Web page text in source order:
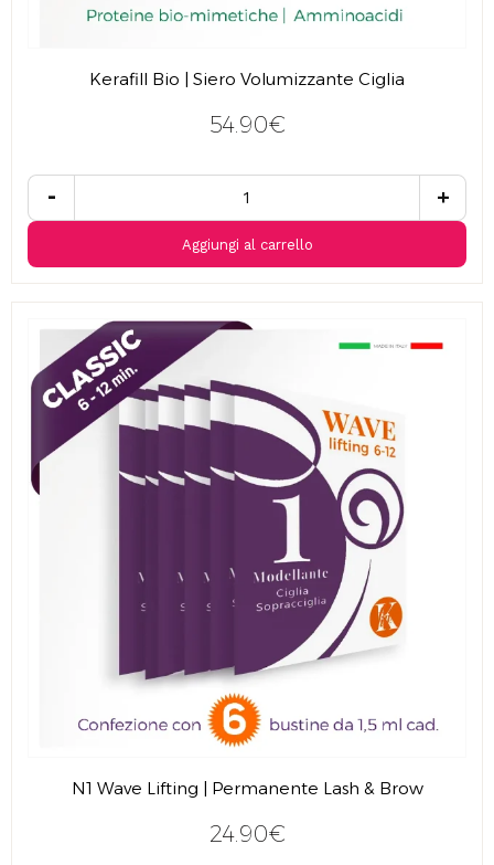
Kerafill Bio | Siero Volumizzante Ciglia
54.90€
- +
Aggiungi al carrello
N1 Wave Lifting | Permanente Lash & Brow
24.90€